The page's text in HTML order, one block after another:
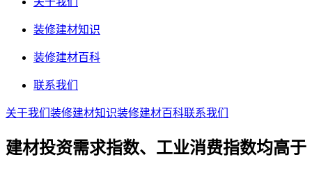
装修建材知识
装修建材百科
联系我们
关于我们 装修建材知识装修建材百科联系我们
建材投资需求指数、工业消费指数均高于